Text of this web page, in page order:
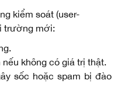
kiểm soát (user-
trường mới:
không có giá trị thật.
sốc hoặc spam bị đào